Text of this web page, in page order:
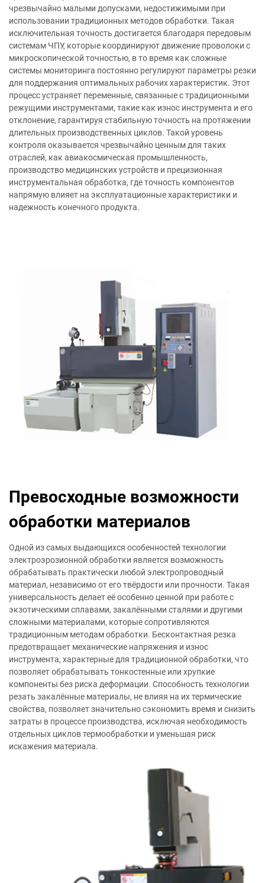
чрезвычайно малыми допусками, недостижимыми при
использовании традиционных методов обработки. Такая
исключительная точность достигается благодаря передовым
системам ЧПУ, которые координируют движение проволоки с
микроскопической точностью, в то время как сложные
системы мониторинга постоянно регулируют параметры резки
для поддержания оптимальных рабочих характеристик. Этот
процесс устраняет переменные, связанные с традиционными
режущими инструментами, такие как износ инструмента и его
отклонение, гарантируя стабильную точность на протяжении
длительных производственных циклов. Такой уровень
контроля оказывается чрезвычайно ценным для таких
отраслей, как авиакосмическая промышленность,
производство медицинских устройств и прецизионная
инструментальная обработка, где точность компонентов
напрямую влияет на эксплуатационные характеристики и
надежность конечного продукта.
Превосходные возможности
обработки материалов
Одной из самых выдающихся особенностей технологии
электроэрозионной обработки является возможность
обрабатывать практически любой электропроводный
материал, независимо от его твёрдости или прочности. Такая
универсальность делает её особенно ценной при работе с
экзотическими сплавами, закалёнными сталями и другими
сложными материалами, которые сопротивляются
традиционным методам обработки. Бесконтактная резка
предотвращает механические напряжения и износ
инструмента, характерные для традиционной обработки, что
позволяет обрабатывать тонкостенные или хрупкие
компоненты без риска деформации. Способность технологии
резать закалённые материалы, не влияя на их термические
свойства, позволяет значительно сэкономить время и снизить
затраты в процессе производства, исключая необходимость
отдельных циклов термообработки и уменьшая риск
искажения материала.